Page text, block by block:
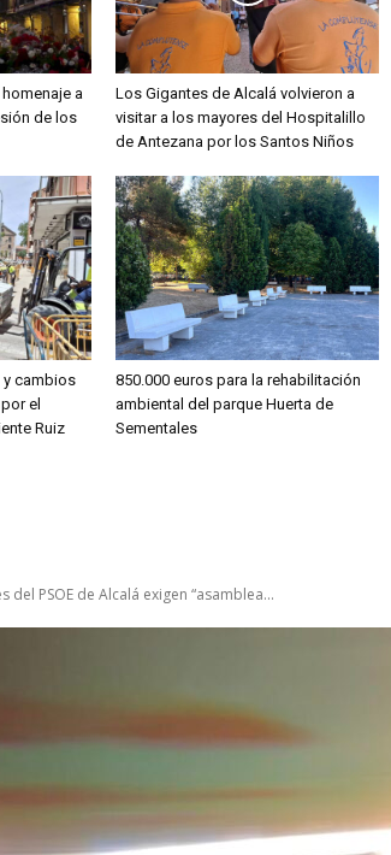
a
de los
Los Gigantes de Alcalá volvieron a
visitar a los mayores del Hospitalillo
de Antezana por los Santos Niños
cambios
el
Ruiz
850.000 euros para la rehabilitación
ambiental del parque Huerta de
Sementales